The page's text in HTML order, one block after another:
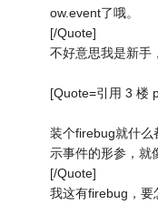
ow.event了哦。
[/Quote]
不好意思我是新手
[Quote=引用 3 楼
装个firebug就什么
示事件的形参，就
[/Quote]
我这有firebug，要